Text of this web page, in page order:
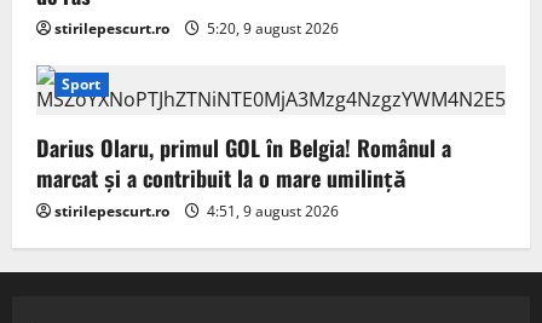
stirilepescurt.ro 5:20, 9 august 2026
Sport
Darius Olaru, primul GOL în Belgia! Românul a
marcat și a contribuit la o mare umilință
stirilepescurt.ro 4:51, 9 august 2026